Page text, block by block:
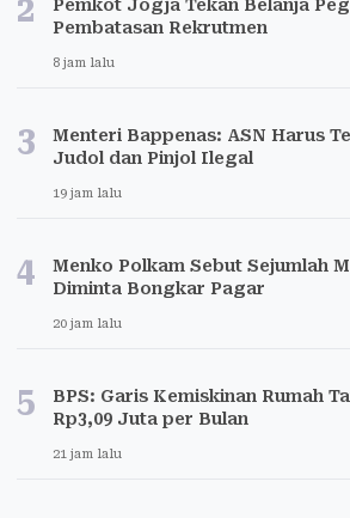
2
Pemkot Jogja Tekan Belanja
Pembatasan Rekrutmen
8 jam lalu
3
Menteri Bappenas: ASN Harus
Judol dan Pinjol Ilegal
19 jam lalu
4
Menko Polkam Sebut Sejumlah
Diminta Bongkar Pagar
20 jam lalu
5
BPS: Garis Kemiskinan Rumah
Rp3,09 Juta per Bulan
21 jam lalu